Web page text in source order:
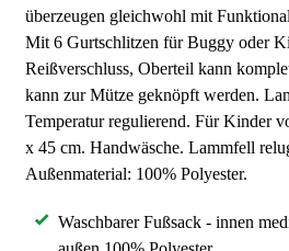
überzeugen gleichwohl mit
Mit 6 Gurtschlitzen für Buggy oder
Reißverschluss, Oberteil kann
kann zur Mütze geknöpft werden.
Temperatur regulierend. Für Kinder
x 45 cm. Handwäsche. Lammfell
Außenmaterial: 100% Polyester.
Waschbarer Fußsack - innen